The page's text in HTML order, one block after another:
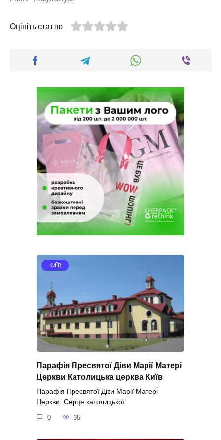
Оцініть статтю
КИЇВ
Парафія Пресвятої Діви Марії Матері
Церкви Католицька церква Київ
Парафія Пресвятої Діви Марії Матері
Церкви: Серце католицької
0 95